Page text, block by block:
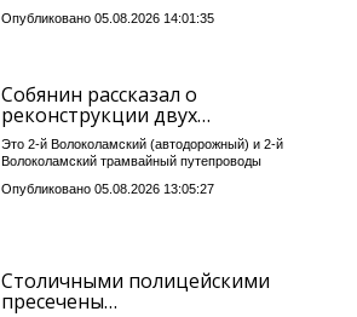
Опубликовано 05.08.2026 14:01:35
Собянин рассказал о
реконструкции двух…
Это 2-й Волоколамский (автодорожный) и 2-й
Волоколамский трамвайный путепроводы
Опубликовано 05.08.2026 13:05:27
Столичными полицейскими
пресечены…